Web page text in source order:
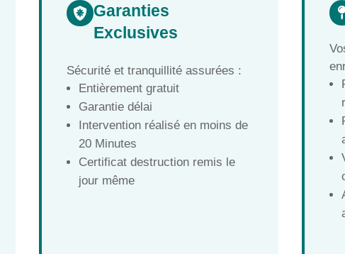
 Garanties
Exclusives
Sécurité et tranquillité assurées :
Entièrement gratuit
Garantie délai
Intervention réalisé en moins de
20 Minutes
Certificat destruction remis le
jour même
